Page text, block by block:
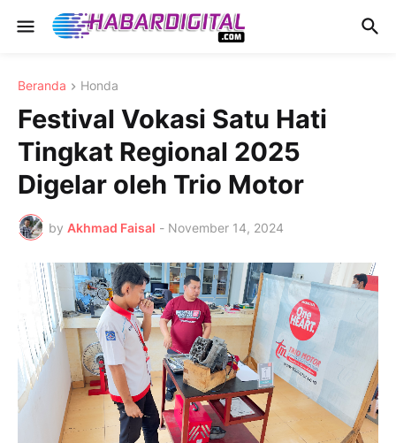
Beranda Honda
Festival Vokasi Satu Hati
Tingkat Regional 2025
Digelar oleh Trio Motor
by Akhmad Faisal - November 14, 2024